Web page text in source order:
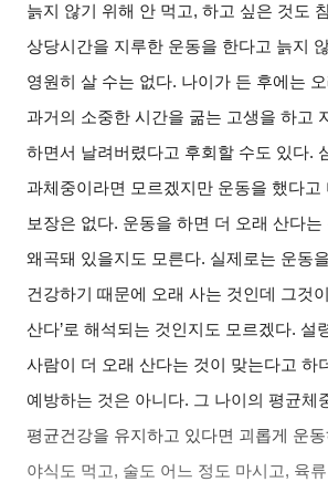
늙지 않기 위해 안 먹고, 하고 싶은 것도
상당시간을 지루한 운동을 한다고 늙지
영원히 살 수는 없다. 나이가 든 후에는
과거의 소중한 시간을 굶는 고생을 하고
하면서 날려버렸다고 후회할 수도 있다.
과체중이라면 모르겠지만 운동을 했다고
보장은 없다. 운동을 하면 더 오래 산다는
왜곡돼 있을지도 모른다. 실제로는 운동
건강하기 때문에 오래 사는 것인데 그것
산다’로 해석되는 것인지도 모르겠다. 설
사람이 더 오래 산다는 것이 맞는다고 하
예방하는 것은 아니다. 그 나이의 평균체
평균건강을 유지하고 있다면 괴롭게 운
야식도 먹고, 술도 어느 정도 마시고, 육